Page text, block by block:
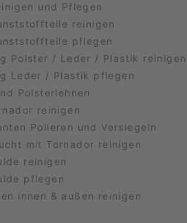
und Pflegen
reinigen
pflegen
Polster / Leder / Plastik reinigen
Leder / Plastik pflegen
Polsterlehnen
reinigen
Polieren und Versiegeln
mit Tornador reinigen
reinigen
pflegen
innen & außen reinigen